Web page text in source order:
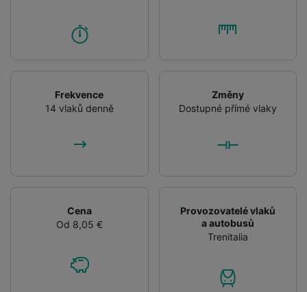
Frekvence
14 vlaků denně
Změny
Dostupné přímé vlaky
Cena
Od 8,05 €
Provozovatelé vlaků
a autobusů
Trenitalia